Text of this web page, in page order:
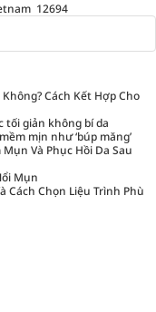
12694
Cách Kết Hợp Cho
tối giản không bí da
mịn như ‘búp măng’
Và Phục Hồi Da Sau
Mụn
Cách Chọn Liệu Trình Phù